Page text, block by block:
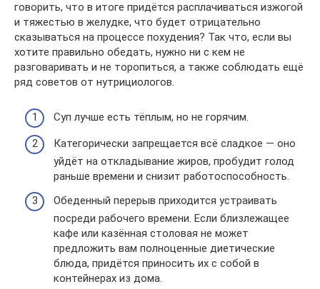
говорить, что в итоге придётся расплачиваться изжогой
и тяжестью в желудке, что будет отрицательно
сказываться на процессе похудения? Так что, если вы
хотите правильно обедать, нужно ни с кем не
разговаривать и не торопиться, а также соблюдать ещё
ряд советов от нутрициологов.
Суп лучше есть тёплым, но не горячим.
Категорически запрещается всё сладкое — оно
уйдёт на откладывание жиров, пробудит голод
раньше времени и снизит работоспособность.
Обеденный перерыв приходится устраивать
посреди рабочего времени. Если близлежащее
кафе или казённая столовая не может
предложить вам полноценные диетические
блюда, придётся приносить их с собой в
контейнерах из дома.